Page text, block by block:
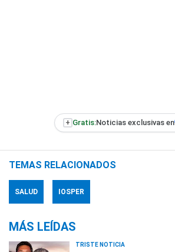
+ Gratis:Noticias exclusivas en
TEMAS RELACIONADOS
SALUD IOSPER
MÁS LEÍDAS
TRISTE NOTICIA